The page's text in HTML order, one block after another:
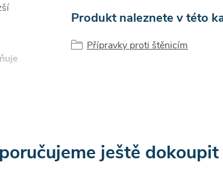
Produkt naleznete v této
Přípravky proti štěnicím
ještě dokoupit